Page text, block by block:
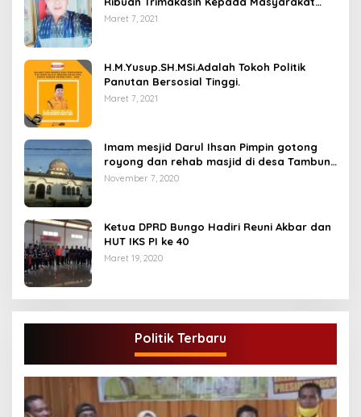
Pengunjung Dan Pembaca.
Maret 7, 2021
H.M.Yusup.SH.MSi.Adalah Tokoh Politik
Panutan Bersosial Tinggi.
Maret 7, 2021
Imam mesjid Darul Ihsan Pimpin gotong
royong dan rehab masjid di desa Tambun
Arang Kecamatan Sumay, kabupaten tebo
November 7, 2020
Ketua DPRD Bungo Hadiri Reuni Akbar dan
HUT IKS PI ke 40
Maret 19, 2020
Politik Terbaru